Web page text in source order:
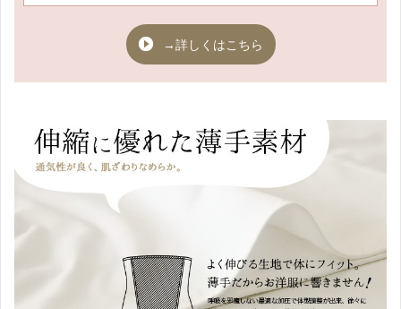
→詳しくはこちら